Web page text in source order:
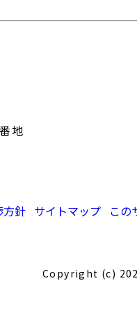
地
方針 サイトマップ この
Copyright (c)